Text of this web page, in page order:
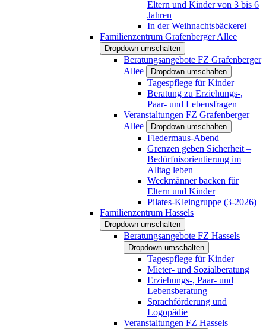
Eltern und Kinder von 3 bis 6
Jahren
In der Weihnachtsbäckerei
Familienzentrum Grafenberger Allee
Dropdown umschalten
Beratungsangebote FZ Grafenberger
Allee
Dropdown umschalten
Tagespflege für Kinder
Beratung zu Erziehungs-,
Paar- und Lebensfragen
Veranstaltungen FZ Grafenberger
Allee
Dropdown umschalten
Fledermaus-Abend
Grenzen geben Sicherheit –
Bedürfnisorientierung im
Alltag leben
Weckmänner backen für
Eltern und Kinder
Pilates-Kleingruppe (3-2026)
Familienzentrum Hassels
Dropdown umschalten
Beratungsangebote FZ Hassels
Dropdown umschalten
Tagespflege für Kinder
Mieter- und Sozialberatung
Erziehungs-, Paar- und
Lebensberatung
Sprachförderung und
Logopädie
Veranstaltungen FZ Hassels